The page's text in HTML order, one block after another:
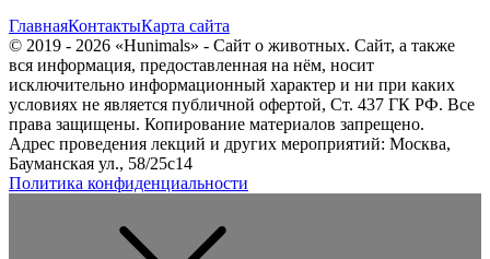
ГлавнаяКонтактыКарта сайта
© 2019 - 2026 «Hunimals» - Сайт о животных. Сайт, а также
вся информация, предоставленная на нём, носит
исключительно информационный характер и ни при каких
условиях не является публичной офертой, Ст. 437 ГК РФ. Все
права защищены. Копирование материалов запрещено.
Адрес проведения лекций и других мероприятий: Москва,
Бауманская ул., 58/25с14
Политика конфиденциальности